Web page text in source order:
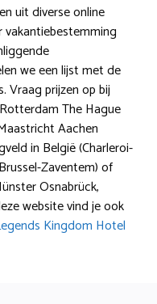
uit diverse online
vakantiebestemming
we een lijst met de
Vraag prijzen op bij
The Hague
Aachen
in België (Charleroi-
Zaventem) of
Osnabrück,
website vind je ook
Kingdom Hotel